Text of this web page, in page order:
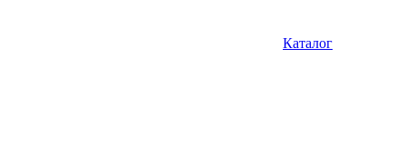
Каталог